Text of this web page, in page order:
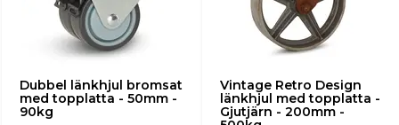
Dubbel länkhjul bromsat
med topplatta - 50mm -
90kg
Vintage Retro Design
länkhjul med topplatta -
Gjutjärn - 200mm -